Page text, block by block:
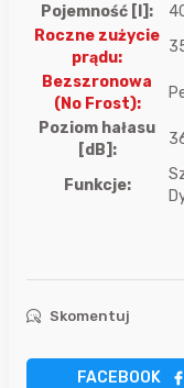
Pojemność [l]:
Roczne zużycie
prądu:
Bezszronowa
(No Frost):
Poziom hałasu
[dB]:
Funkcje:
Skomentuj
FACEBOOK